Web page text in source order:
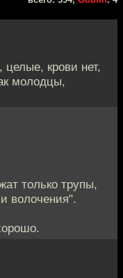
крови нет,
молодцы,
только трупы,
волочения".